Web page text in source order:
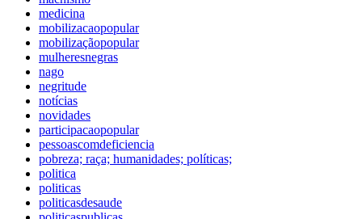
medicina
mobilizacaopopular
mobilizaçãopopular
mulheresnegras
nago
negritude
notícias
novidades
participacaopopular
pessoascomdeficiencia
pobreza; raça; humanidades; políticas;
politica
politicas
politicasdesaude